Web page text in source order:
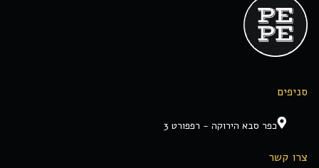
סניפים
כפר סבא הירוקה - רפפורט 3
צרו קשר